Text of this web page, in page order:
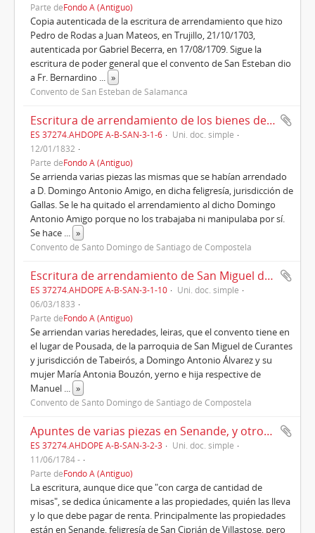
Parte deFondo A (Antiguo)
Copia autenticada de la escritura de arrendamiento que hizo
Pedro de Rodas a Juan Mateos, en Trujillo, 21/10/1703,
autenticada por Gabriel Becerra, en 17/08/1709. Sigue la
escritura de poder general que el convento de San Esteban dio
a Fr. Bernardino ... »
Convento de San Esteban de Salamanca
Escritura de arrendamiento de los bienes de San Juan de Grigoa, en Gallas (1832)
ES 37274.AHDOPE A-B-SAN-3-1-6
Uni. doc. simple
12/01/1832
Parte deFondo A (Antiguo)
Se arrienda varias piezas las mismas que se habían arrendado
a D. Domingo Antonio Amigo, en dicha feligresía, jurisdicción de
Gallas. Se le ha quitado el arrendamiento al dicho Domingo
Antonio Amigo porque no los trabajaba ni manipulaba por sí.
Se hace ... »
Convento de Santo Domingo de Santiago de Compostela
Escritura de arrendamiento de San Miguel de Curantes, hecho en marzo de 1833
ES 37274.AHDOPE A-B-SAN-3-1-10
Uni. doc. simple
06/03/1833
Parte deFondo A (Antiguo)
Se arriendan varias heredades, leiras, que el convento tiene en
el lugar de Pousada, de la parroquia de San Miguel de Curantes
y jurisdicción de Tabeirós, a Domingo Antonio Álvarez y su
mujer María Antonia Bouzón, yerno e hija respective de
Manuel ... »
Convento de Santo Domingo de Santiago de Compostela
Apuntes de varias piezas en Senande, y otros lugares, por fundación de D. Pedro Pazos y Mon, con carga de cantidad de misas (1784)
ES 37274.AHDOPE A-B-SAN-3-2-3
Uni. doc. simple
11/06/1784 -
Parte deFondo A (Antiguo)
La escritura, aunque dice que "con carga de cantidad de
misas", se dedica únicamente a las propiedades, quién las lleva
y lo que debe pagar de renta. Principalmente las propiedades
están en Senande, feligresía de San Ciprián de Villastose, pero